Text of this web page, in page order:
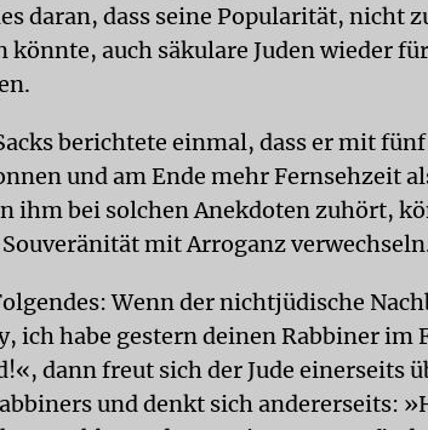
daran, dass seine Popularität, nicht
könnte, auch säkulare Juden wieder
berichtete einmal, dass er mit
und am Ende mehr Fernsehzeit
ihm bei solchen Anekdoten zuhört,
mit Arroganz
Wenn der nichtjüdische
ich habe gestern deinen Rabbiner im
dann freut sich der Jude einerseits
und denkt sich andererseits: